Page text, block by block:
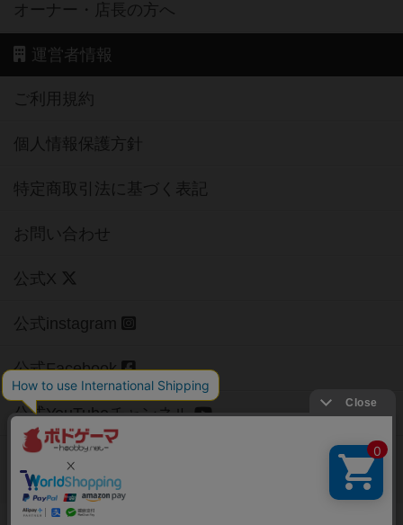
オーナー・店長の方へ
運営者情報
ご利用規約
個人情報保護方針
特定商取引法に基づく表記
お問い合わせ
公式X
公式instagram
公式Facebook
公式YouTubeチャンネル